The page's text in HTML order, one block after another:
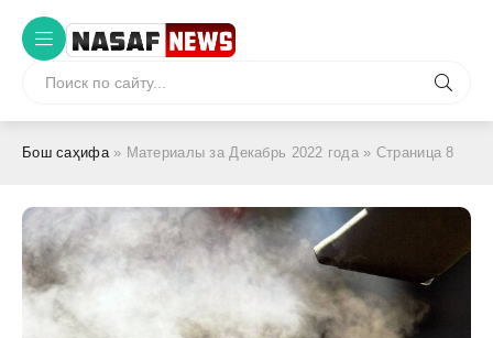
Бош саҳифа» Материалы за Декабрь 2022 года » Страница 8